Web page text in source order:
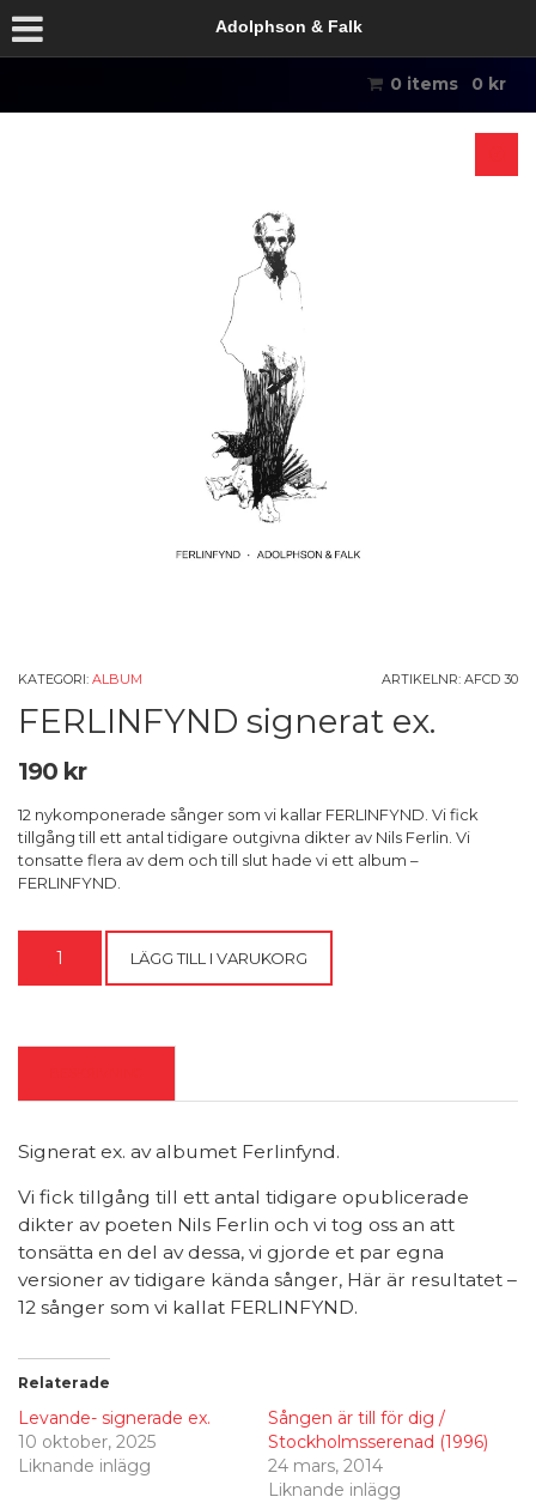
Adolphson & Falk
0 items 0 kr
ARTIKELNR: AFCD 30
KATEGORI: ALBUM
FERLINFYND signerat ex.
190 kr
12 nykomponerade sånger som vi kallar FERLINFYND. Vi fick
tillgång till ett antal tidigare outgivna dikter av Nils Ferlin. Vi
tonsatte flera av dem och till slut hade vi ett album –
FERLINFYND.
signerat
ex.
LÄGG TILL I VARUKORG
Signerat ex. av albumet Ferlinfynd.
Vi fick tillgång till ett antal tidigare opublicerade
dikter av poeten Nils Ferlin och vi tog oss an att
tonsätta en del av dessa, vi gjorde et par egna
versioner av tidigare kända sånger, Här är resultatet –
12 sånger som vi kallat FERLINFYND.
Relaterade
Levande- signerade ex.
10 oktober, 2025
Liknande inlägg
Sången är till för dig /
Stockholmsserenad (1996)
24 mars, 2014
Liknande inlägg